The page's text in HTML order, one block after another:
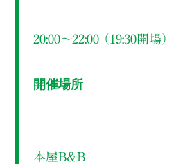
20:00～22:00 （19:30開場）
開催場所
本屋B&B